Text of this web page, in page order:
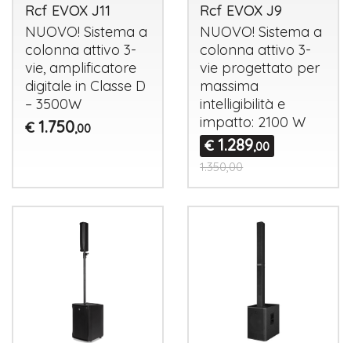
Rcf EVOX J11
NUOVO! Sistema a
colonna attivo 3-
vie, amplificatore
digitale in Classe D
– 3500W
€ 1.750,00
Rcf EVOX J9
NUOVO! Sistema a
colonna attivo 3-
vie progettato per
massima
intelligibilità e
impatto: 2100 W
€ 1.289,00
1.350,00